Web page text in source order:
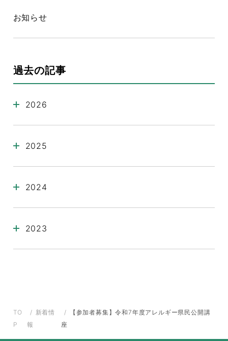
お知らせ
過去の記事
2026
2025
2024
2023
TO
P
新着情
報
【参加者募集】令和7年度アレルギー県民公開講
座